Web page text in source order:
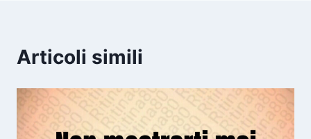
Articoli simili